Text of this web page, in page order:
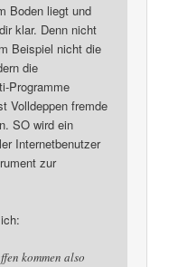
Boden liegt und
klar. Denn nicht
Beispiel nicht die
die
Programme
Volldeppen fremde
SO wird ein
Internetbenutzer
zur
kommen also